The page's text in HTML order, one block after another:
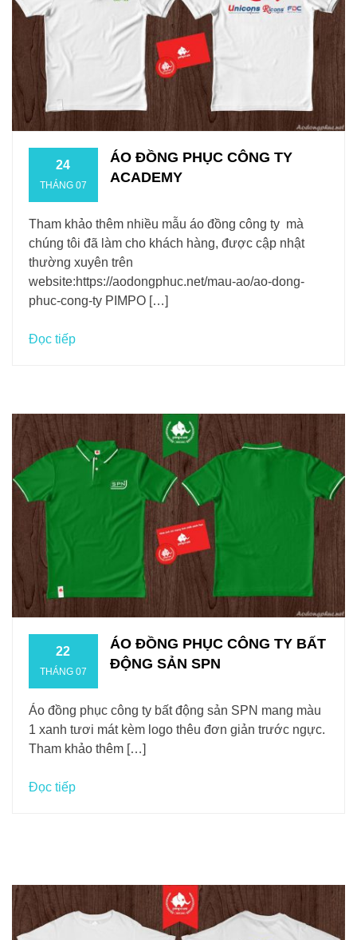
24
THÁNG 07
ÁO ĐỒNG PHỤC CÔNG TY
ACADEMY
Tham khảo thêm nhiều mẫu áo đồng công ty mà
chúng tôi đã làm cho khách hàng, được cập nhật
thường xuyên trên
website:https://aodongphuc.net/mau-ao/ao-dong-
phuc-cong-ty PIMPO […]
Đọc tiếp
22
THÁNG 07
ÁO ĐỒNG PHỤC CÔNG TY BẤT
ĐỘNG SẢN SPN
Áo đồng phục công ty bất động sản SPN mang màu
1 xanh tươi mát kèm logo thêu đơn giản trước ngực.
Tham khảo thêm […]
Đọc tiếp